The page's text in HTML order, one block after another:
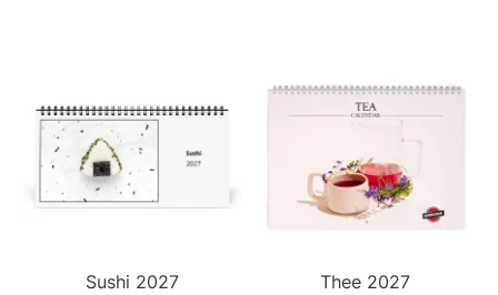
Sushi 2027
Thee 2027